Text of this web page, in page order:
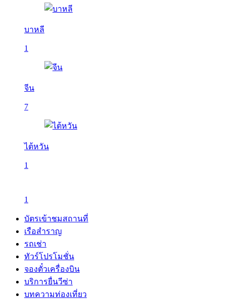
บาหลี
1
จีน
7
ไต้หวัน
1
1
บัตรเข้าชมสถานที่
เรือสำราญ
รถเช่า
ทัวร์โปรโมชั่น
จองตั๋วเครื่องบิน
บริการยื่นวีซ่า
บทความท่องเที่ยว